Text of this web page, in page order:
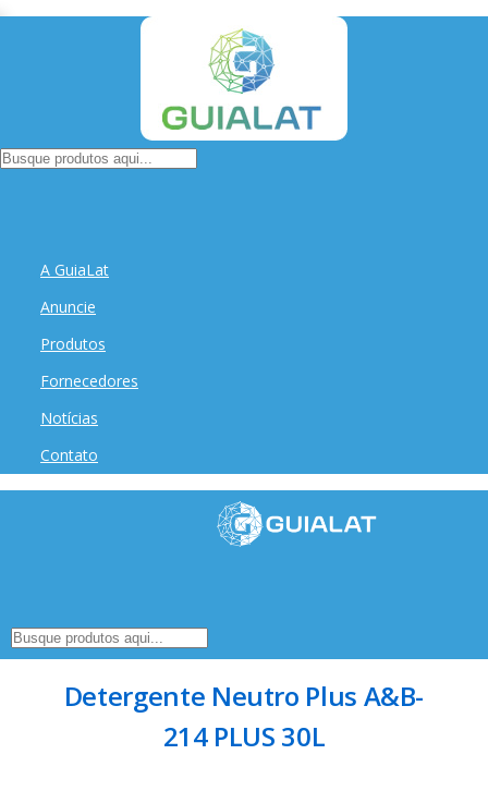
A GuiaLat
Anuncie
Produtos
Fornecedores
Notícias
Contato
Detergente Neutro Plus A&B-
214 PLUS 30L